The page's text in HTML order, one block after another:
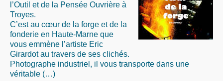
l’Outil et de la Pensée Ouvrière à
Troyes.
C’est au cœur de la forge et de la
fonderie en Haute-Marne que
vous emmène l’artiste Eric
Girardot au travers de ses clichés.
Photographe industriel, il vous transporte dans une
véritable (…)